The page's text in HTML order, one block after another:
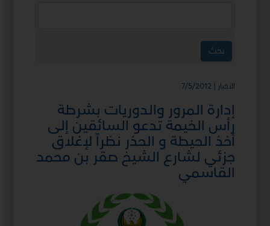
الأخبار | 7/5/2012
إدارة المرور والدوريات بشرطة
رأس الخيمة تدعو السائقين إلى
أخذ الحيطة و الحذر نظراً لإغلاق
جزئي لشارع الشيخ صقر بن محمد
القاسمي